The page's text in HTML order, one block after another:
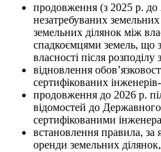
продовження (з 2025 р.
незатребуваних
земельних ділянок між
спадкоємцями земель, що
власності після
відновлення
сертифікованих
продовження до 2026 р.
відомостей до
сертифікованими
встановлення правила, за
оренди земельних